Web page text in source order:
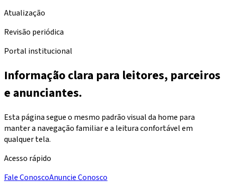
Atualização
Revisão periódica
Portal institucional
Informação clara para leitores, parceiros
e anunciantes.
Esta página segue o mesmo padrão visual da home para
manter a navegação familiar e a leitura confortável em
qualquer tela.
Acesso rápido
Fale ConoscoAnuncie Conosco